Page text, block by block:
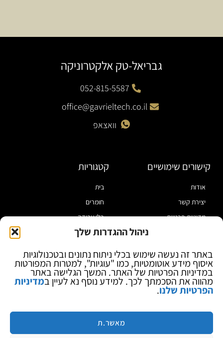
ניהול ההגדרות שלך
באתר זה נעשה שימוש בכלי ניתוח נתונים ובטכנולוגיות
איסוף מידע אוטומטיות, כמו "עוגיות", למטרות המפורטות
במדיניות הפרטיות של האתר. המשך הגלישה באתר
מהווה את הסכמתך לכך. למידע נוסף נא לעיין במדיניות
הפרטיות שלנו.
מאשר.ת
גבריאל-טק אלקטרוניקה
052-815-5587
office@gavrieltech.co.il
וואצאפ
קישורים שימושיים
אודות
יצירת קשר
מדיניות פרטיות
בלוג
קטגוריות
בית
חומרים
כלי עבודה
מוצרי הלחמה
ספקי כח ומודדים
ציוד אופטי להגדלה
מותגים